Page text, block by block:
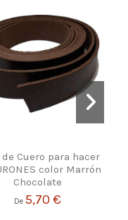
Cuero para hacer
color Marrón
Chocolate
De 5,70 €